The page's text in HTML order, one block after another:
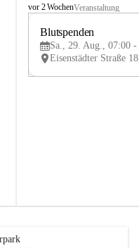
B
e
u
vor 2 WochenVeranstaltung
Blutspenden
Sa., 29. Aug., 07:00 -